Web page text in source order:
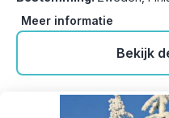
Meer informatie
Bekijk